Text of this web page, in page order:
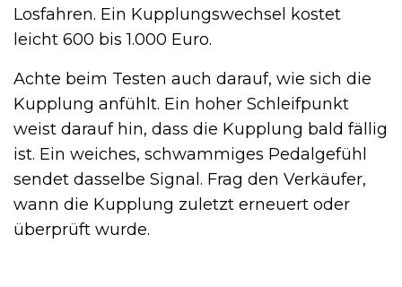
Losfahren. Ein Kupplungswechsel kostet
leicht 600 bis 1.000 Euro.
Achte beim Testen auch darauf, wie sich die
Kupplung anfühlt. Ein hoher Schleifpunkt
weist darauf hin, dass die Kupplung bald fällig
ist. Ein weiches, schwammiges Pedalgefühl
sendet dasselbe Signal. Frag den Verkäufer,
wann die Kupplung zuletzt erneuert oder
überprüft wurde.